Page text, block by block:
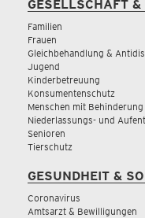
GESELLSCHAFT &
Familien
Frauen
Gleichbehandlung &
Jugend
Kinderbetreuung
Konsumentenschutz
Menschen mit Behinderung
Niederlassungs- und
Senioren
Tierschutz
GESUNDHEIT &
Coronavirus
Amtsarzt & Bewilligungen